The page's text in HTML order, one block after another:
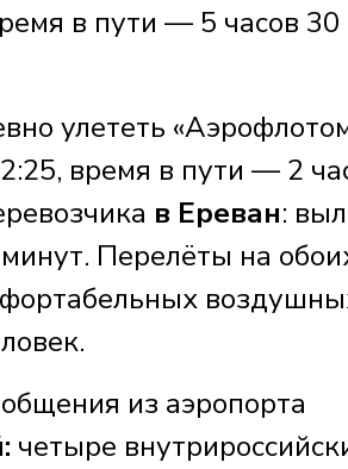
в пути — 5 часов 30
улететь
время в пути — 2
в Ереван:
Перелёты на
из аэропорта
четыре